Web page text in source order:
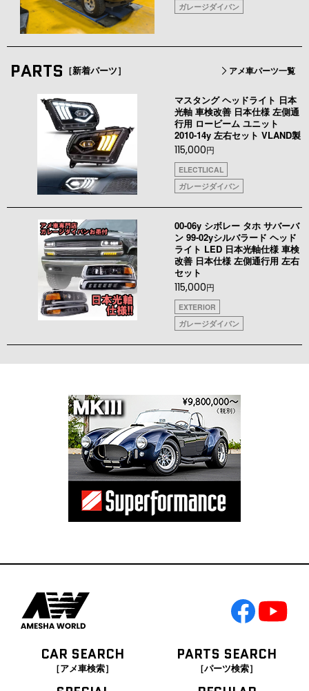
ガレージダイバン
PARTS ［新着パーツ］ アメ車パーツ一覧
マスタング ヘッドライト 日本
光軸 車検改善 日本仕様 左側通
行用 ロービーム ユニット
2010-14y 左右セット VLAND製
115,000円
ELECTLICAL
ガレージダイバン
00-06y シボレー タホ サバーバ
ン 99-02yシルバラード ヘッド
ライト LED 日本光軸仕様 車検
改善 日本仕様 左側通行用 左右
セット
115,000円
EXTERIOR
ガレージダイバン
CAR SEARCH
［アメ車検索］
PARTS SEARCH
［パーツ検索］